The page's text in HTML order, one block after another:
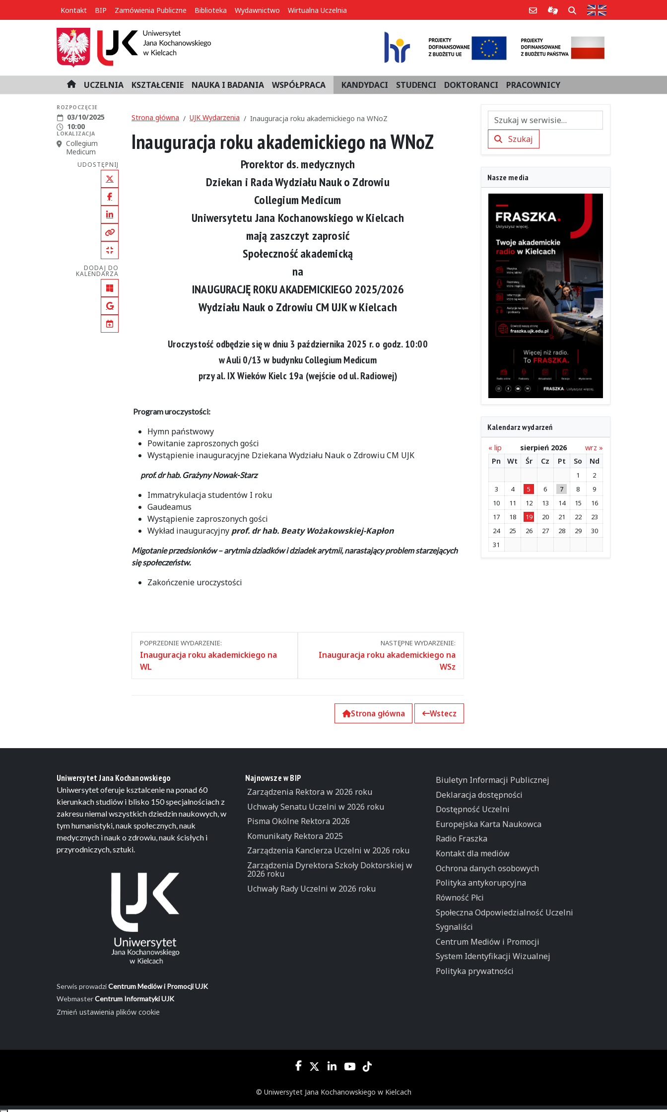
Kontakt BIP Zamówienia Publiczne Biblioteka Wydawnictwo Wirtualna Uczelnia Poczta e-mailInformacje dla użytkowników
Szukaj Strona w języku
H
o
m
e
UCZELNIA KSZTAŁCENIE NAUKA I BADANIA WSPÓŁPRACA KANDYDACI STUDENCI DOKTORANCI PRACOWNICY
ROZPOCZĘCIE
Data rozpoczęcia:
03/10/2025
Godzina rozpoczęcia:
10:00
LOKALIZACJA
Miejsce:
Collegium
Medicum
UDOSTĘPNIJ
X (Twitter)
Facebook
LinkedIn
Kopiuj pełny link
Kopiuj krótki link
DODAJ DO
KALENDARZA
Outlook
Google Calendar
iCal
Strona główna UJK Wydarzenia Inauguracja roku akademickiego na WNoZ
Inauguracja roku akademickiego na WNoZ
Prorektor ds. medycznych
Dziekan i Rada Wydziału Nauk o Zdrowiu
Collegium Medicum
Uniwersytetu Jana Kochanowskiego w Kielcach
mają zaszczyt zaprosić
Społeczność akademicką
na
INAUGURACJĘ ROKU AKADEMICKIEGO 2025/2026
Wydziału Nauk o Zdrowiu CM UJK w Kielcach
Uroczystość odbędzie się w dniu 3 października 2025 r.o godz.10:00
w Auli0/13 w budynku Collegium Medicum
przy al. IX Wieków Kielc 19a (wejście od ul. Radiowej)
Program uroczystości:
Hymn państwowy
Powitanie zaproszonych gości
Wystąpienie inauguracyjne Dziekana Wydziału Nauk o Zdrowiu CM UJK
prof. dr hab. Grażyny Nowak-Starz
Immatrykulacja studentów I roku
Gaudeamus
Wystąpienie zaproszonych gości
Wykład inauguracyjny prof. dr hab. Beaty Wożakowskiej-Kapłon
Migotanie przedsionków – arytmia dziadków i dziadek arytmii, narastający problem starzejących
się społeczeństw.
Zakończenie uroczystości
Nawigacja
między
POPRZEDNIE WYDARZENIE:
Inauguracja roku akademickiego na
WL
NASTĘPNE WYDARZENIE:
Inauguracja roku akademickiego na
WSz
Strona główna Wstecz
SzukajSzukaj
Nasze media
Kalendarz wydarzeń
« lip sierpień 2026
wrz »
Pn
Wt Śr Cz Pt So Nd
1
2
3
4 5 6 7 8
9
10
11 12 13 14 15
16
17
18 19 20 21 22
23
24
25 26 27 28 29
30
31
Uniwersytet Jana Kochanowskiego
Uniwersytet oferuje ksztalcenie na ponad 60
kierunkach studiów i blisko 150 specjalnościach z
zakresu niemal wszystkich dziedzin naukowych, w
tym humanistyki, nauk społecznych, nauk
medycznych i nauk o zdrowiu, nauk ścisłych i
przyrodniczych, sztuki.
Serwis prowadziCentrum Mediów i Promocji UJK
WebmasterCentrum Informatyki UJK
Zmień ustawienia plików cookie
Najnowsze w BIP
Zarządzenia Rektora w 2026 roku
Uchwały Senatu Uczelni w 2026 roku
Pisma Okólne Rektora 2026
Komunikaty Rektora 2025
Zarządzenia Kanclerza Uczelni w 2026 roku
Zarządzenia Dyrektora Szkoły Doktorskiej w
2026 roku
Uchwały Rady Uczelni w 2026 roku
Biuletyn Informacji Publicznej
Deklaracja dostępności
Dostępność Uczelni
Europejska Karta Naukowca
Radio Fraszka
Kontakt dla mediów
Ochrona danych osobowych
Polityka antykorupcyjna
Równość Płci
Społeczna Odpowiedzialność Uczelni
Sygnaliści
Centrum Mediów i Promocji
System Identyfikacji Wizualnej
Polityka prywatności
© Uniwersytet Jana Kochanowskiego w Kielcach